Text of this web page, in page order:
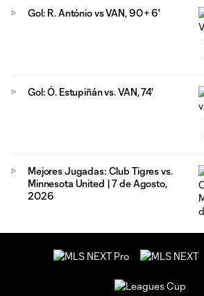
Gol: R. António vs VAN, 90 + 6'
Gol: Ó. Estupiñán vs. VAN, 74'
Mejores Jugadas: Club Tigres vs.
Minnesota United | 7 de Agosto,
2026